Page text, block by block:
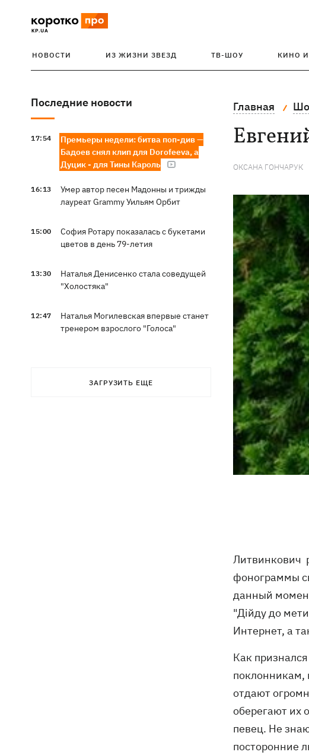
НОВОСТИ ИЗ ЖИЗНИ ЗВЕЗД ТВ-ШОУ КИНО
Последние новости
17:54
Премьеры недели: битва поп-див —
Бадоев снял клип для Dorofeeva, а
Дуцик - для Тины Кароль
16:13
Умер автор песен Мадонны и трижды
лауреат Grammy Уильям Орбит
15:00
София Ротару показалась с букетами
цветов в день 79-летия
13:30
Наталья Денисенко стала соведущей
"Холостяка"
12:47
Наталья Могилевская впервые станет
тренером взрослого "Голоса"
ЗАГРУЗИТЬ ЕЩЕ
Главная
ОКСАНА ГОНЧАРУК
Литвинкович
фонограммы
данный
"Дійду до
Интернет, а
Как
поклонникам,
отдают
оберегают их
певец. Не
посторонние